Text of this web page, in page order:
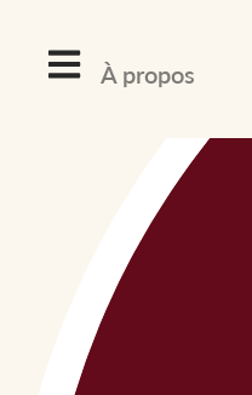
À propos